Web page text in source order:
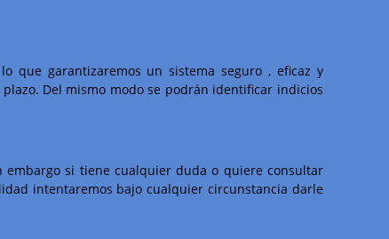
que garantizaremos un sistema seguro , eficaz y
Del mismo modo se podrán identificar indicios
si tiene cualquier duda o quiere consultar
intentaremos bajo cualquier circunstancia darle